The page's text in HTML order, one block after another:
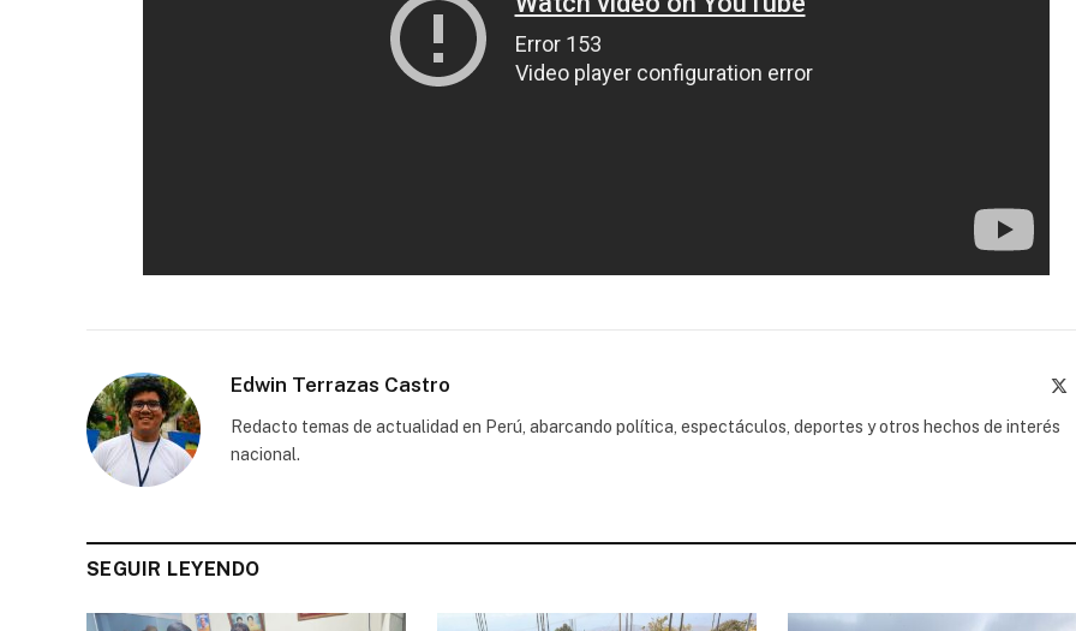
Edwin Terrazas Castro
Redacto temas de actualidad en Perú, abarcando política, espectáculos, deportes y otros hechos de interés
nacional.
SEGUIR LEYENDO